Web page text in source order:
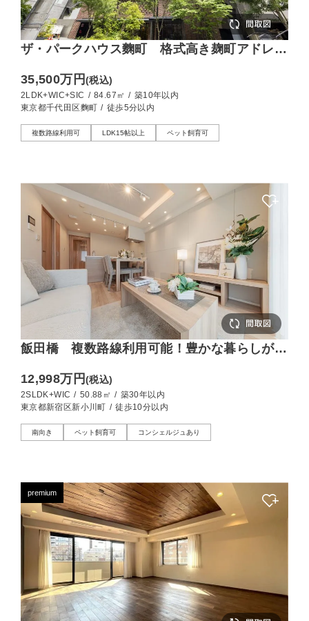
ザ・パークハウス麴町 格式高き麹町アドレ
35,500万円(税込)
2LDK+WIC+SIC / 84.67㎡ / 築10年以内
東京都千代田区麴町 / 徒歩5分以内
複数路線利用可 LDK15帖以上 ペット飼育可
飯田橋 複数路線利用可能！豊かな暮らしが叶
12,998万円(税込)
2SLDK+WIC / 50.88㎡ / 築30年以内
東京都新宿区新小川町 / 徒歩10分以内
南向き ペット飼育可 コンシェルジュあり
premium